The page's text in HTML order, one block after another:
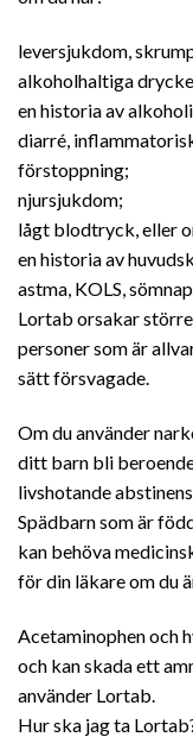
leversjukdom,
alkoholhaltiga
en historia av
diarré,
förstoppning;
njursjukdom;
lågt blodtryck, eller
en historia av
astma, KOLS,
Lortab orsakar
personer som är
sätt försvagade.
Om du använder
ditt barn bli
livshotande
Spädbarn som är
kan behöva
för din läkare om du
Acetaminophen och
och kan skada ett
använder Lortab.
Hur ska jag ta